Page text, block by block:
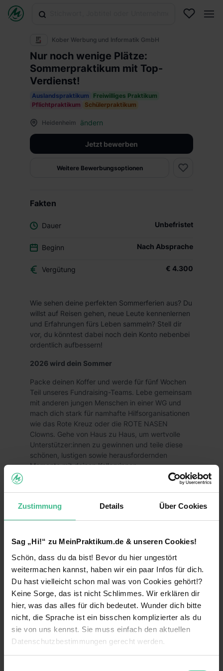
Zustimmung Details Über Cookies
Sag „Hi!“ zu MeinPraktikum.de & unseren Cookies!
Schön, dass du da bist! Bevor du hier ungestört
weitermachen kannst, haben wir ein paar Infos für dich.
Du hast vielleicht schon mal was von Cookies gehört!?
Keine Sorge, das ist nicht Schlimmes. Wir erklären dir
hier, was das alles für dich bedeutet. Wunder dich bitte
nicht, die Sprache ist ein bisschen komplizierter als du
sie von uns kennst. Sie muss einfach den aktuellen
Datenschutzbestimmungen gerecht werden.
Kober Werbung und Informatik GmbH
Nur noch wenige Plätze:
Sommerpraktikum mit Top-
Verdienst!
Auslandspraktikum
Freiwilliges Praktikum
Pflichtpraktikum
Schülerpraktikum
Heidenheim ändern
Jetzt bewerben
Weitere Bewerbungsoptionen
Fakten
Dauer Unbefristet
Beginn Nach Absprache
Vergütung € 4.300
Wie sehen deine perfekten Sommerferien aus? Du
willst auf Reisen gehen, neue Leute kennenlernen
und Erfahrungen fürs Leben sammeln? Stell dir
vor, du könntest dabei noch dein Konto nebenbei
ordentlich aufbessern!
2026 wird dein Sommer
Packe deinen Koffer und werde für fünf Wochen
Teil unseres Fundraising-Teams. Lebe gemeinsam
mit anderen jungen Menschen in einer WG und
mach dich stark für namhafte Hilfsorganisationen
wie das Rote Kreuz oder die ROTE NASEN
Clowns. Gehe von Haus zu Haus, um wertvolle
Unterstützer:innen zu gewinnen und teile diese
schönen, lustigen sowie herausfordernden
Momente mit deinen Kolleg:innen.
Fixum € 2.700 für 5 Wochen
Verdienst mit Prämien ab € 4.300
Flexibler Starttermin (ganzjährig)
Fun am WG-Leben in einem jungen,
dynamischen Team
Übernahme der Unterkunftskosten
Rhetorik Schulungen & Verbesserung deiner
Social Skills
Firmenevents & attraktive Incentives
weiterlesen
Weiterbildungsmaßnahmen
Einführungsveranstaltung
Wohnung wird vom Unternehmen gestellt
13 weitere anzeigen